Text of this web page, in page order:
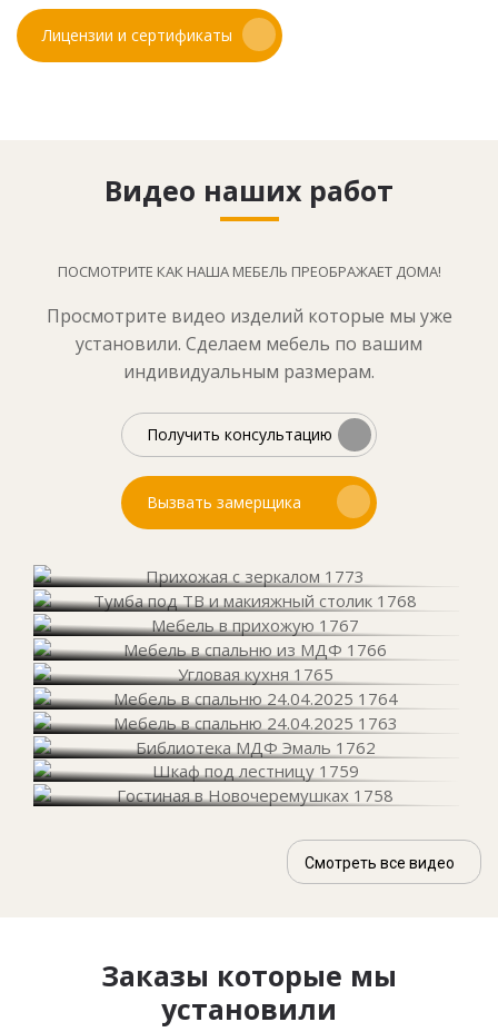
Лицензии и сертификаты
Видео наших работ
ПОСМОТРИТЕ КАК НАША МЕБЕЛЬ ПРЕОБРАЖАЕТ ДОМА!
Просмотрите видео изделий которые мы уже
установили. Сделаем мебель по вашим
индивидуальным размерам.
Получить консультацию
Вызвать замерщика
Смотреть все видео
Заказы которые мы
установили